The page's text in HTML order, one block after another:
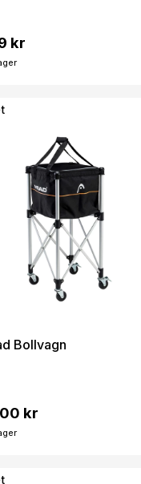
kr
Bollvagn
kr